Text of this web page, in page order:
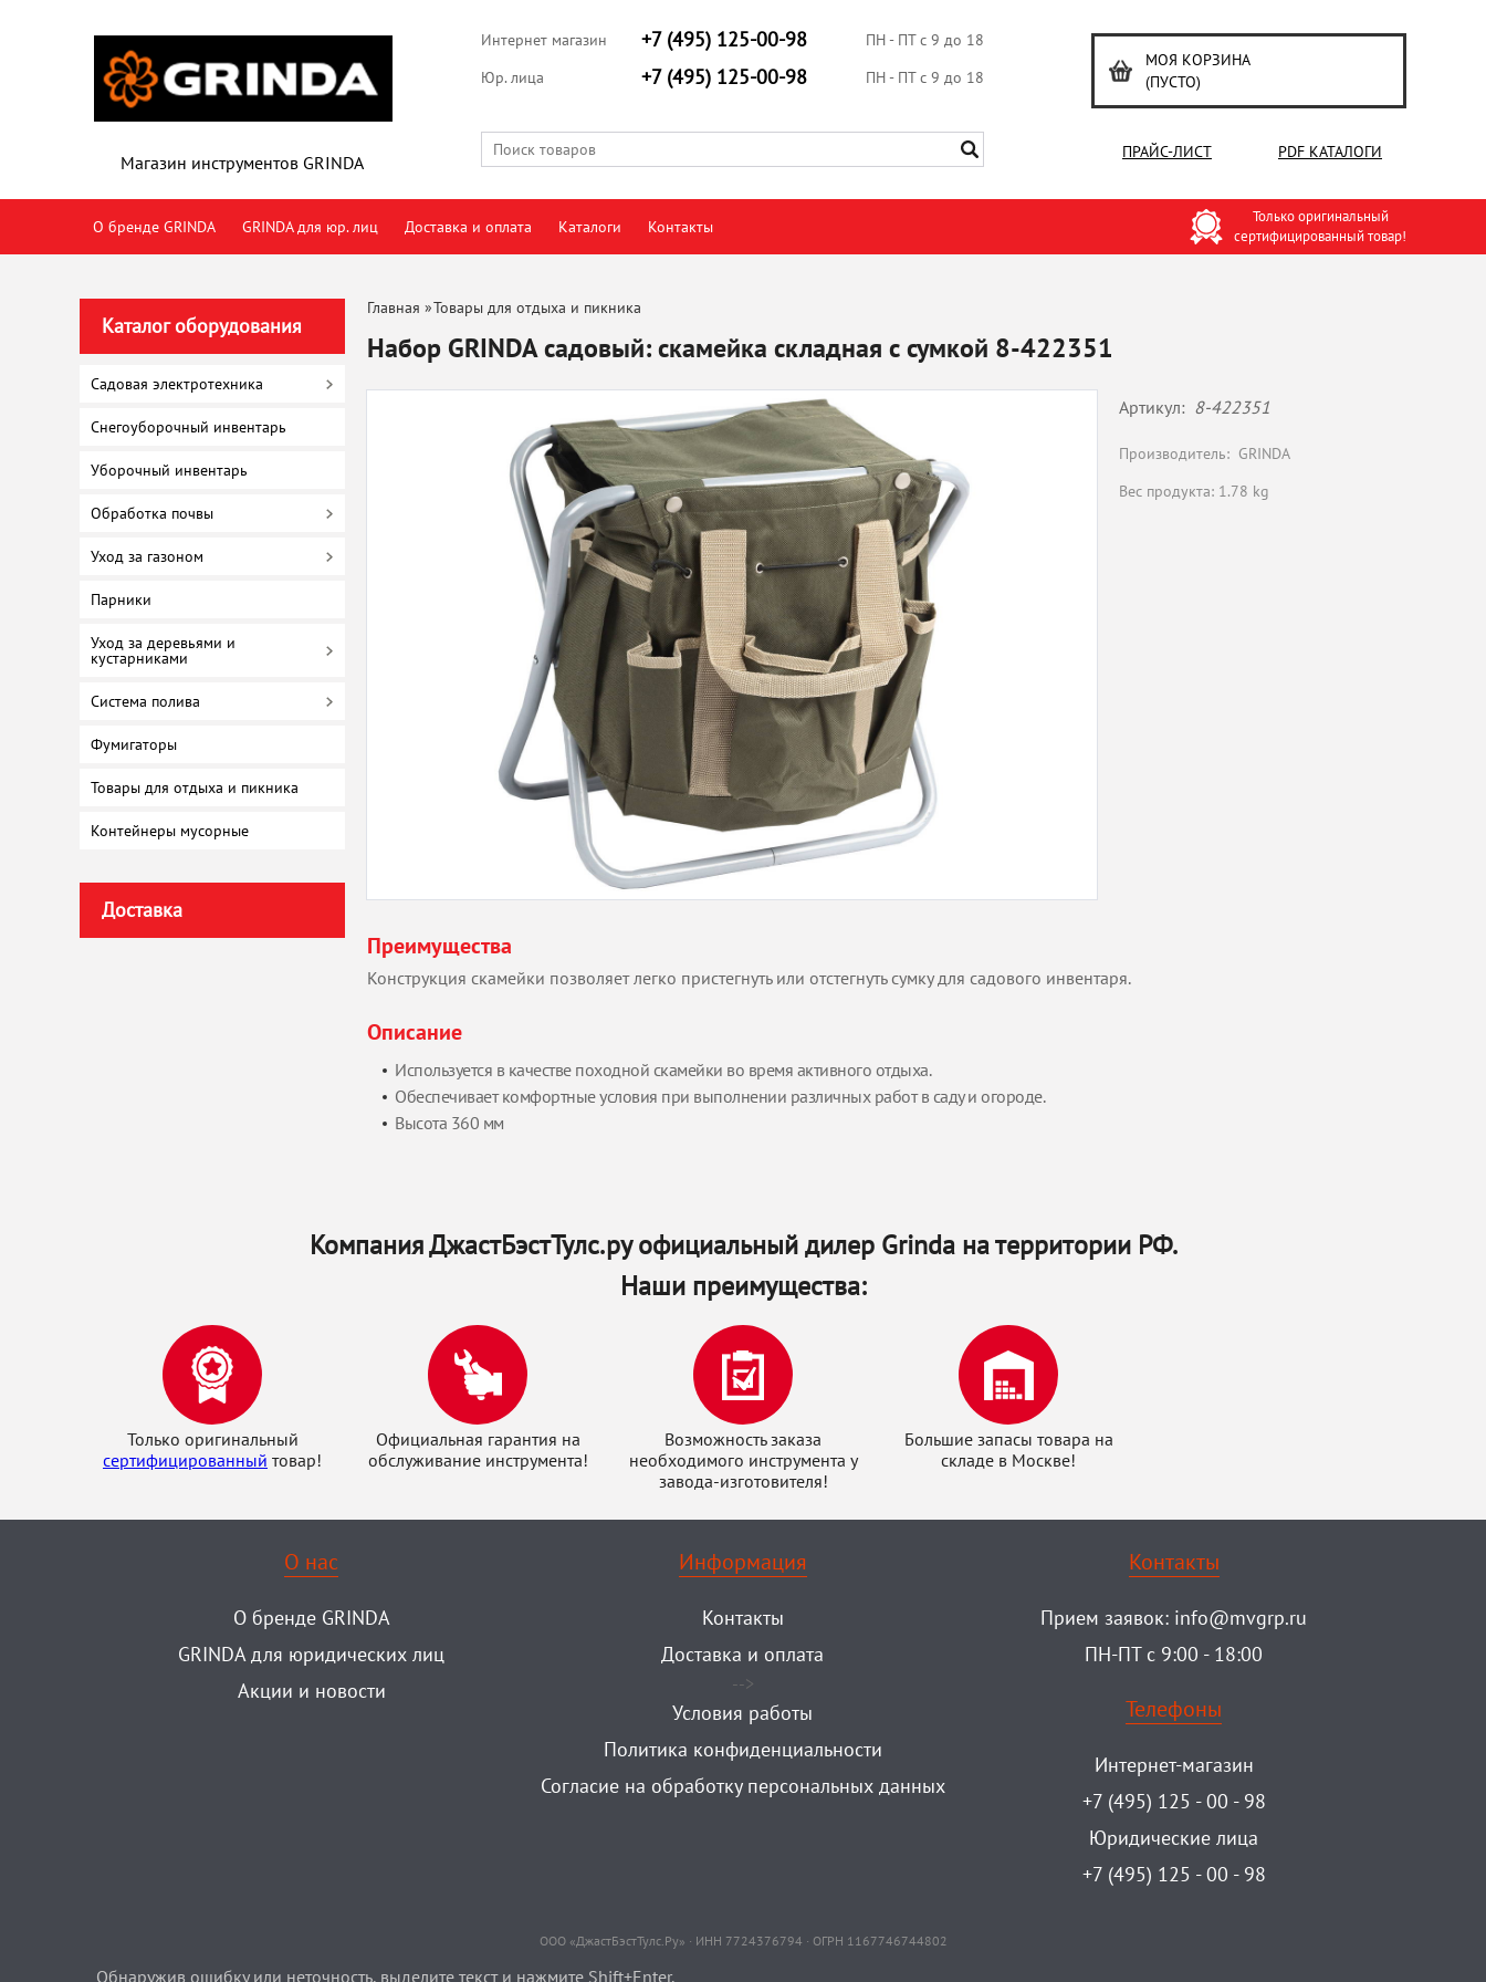
Магазин инструментов GRINDA
Интернет магазин +7 (495) 125-00-98
ПН - ПТ с 9 до 18
Юр. лица
+7 (495) 125-00-98 ПН - ПТ с 9 до 18
МОЯ КОРЗИНА
(ПУСТО)
ПРАЙС-ЛИСТ PDF КАТАЛОГИ
О бренде GRINDA GRINDA для юр. лиц Доставка и оплата Каталоги Контакты
Только оригинальный
сертифицированный товар!
Каталог оборудования
Садовая электротехника
Снегоуборочный инвентарь
Уборочный инвентарь
Обработка почвы
Уход за газоном
Парники
Уход за деревьями и
кустарниками
Система полива
Фумигаторы
Товары для отдыха и пикника
Контейнеры мусорные
Доставка
Главная »Товары для отдыха и пикника
Набор GRINDA садовый: скамейка складная с сумкой 8-422351
Артикул: 8-422351
Производитель: GRINDA
Вес продукта: 1.78 kg
Преимущества
Конструкция скамейки позволяет легко пристегнуть или отстегнуть сумку для садового инвентаря.
Описание
Используется в качестве походной скамейки во время активного отдыха.
Обеспечивает комфортные условия при выполнении различных работ в саду и огороде.
Высота 360 мм
Компания ДжастБэстТулс.ру официальный дилер Grinda на территории РФ.
Наши преимущества:
Только оригинальный
сертифицированный товар!
Официальная гарантия на
обслуживание инструмента!
Возможность заказа
необходимого инструмента у
завода-изготовителя!
Большие запасы товара на
складе в Москве!
О нас
О бренде GRINDA
GRINDA для юридических лиц
Акции и новости
Информация
Контакты
Доставка и оплата
-->
Условия работы
Политика конфиденциальности
Согласие на обработку персональных данных
Контакты
Прием заявок: info@mvgrp.ru
ПН-ПТ с 9:00 - 18:00
Телефоны
Интернет-магазин
+7 (495) 125 - 00 - 98
Юридические лица
+7 (495) 125 - 00 - 98
ООО «ДжастБэстТулс.Ру» · ИНН 7724376794 · ОГРН 1167746744802
Обнаружив ошибку или неточность, выделите текст и нажмите Shift+Enter.